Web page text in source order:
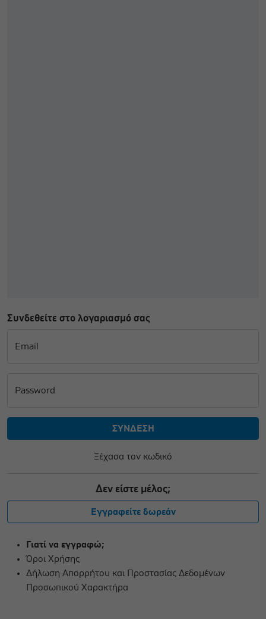
Συνδεθείτε στο λογαριασμό σας
Email
Password
Ξέχασα τον κωδικό
Δεν είστε μέλος;
Εγγραφείτε δωρεάν
Γιατί να εγγραφώ;
Όροι Χρήσης
Δήλωση Απορρήτου και Προστασίας Δεδομένων
Προσωπικού Χαρακτήρα